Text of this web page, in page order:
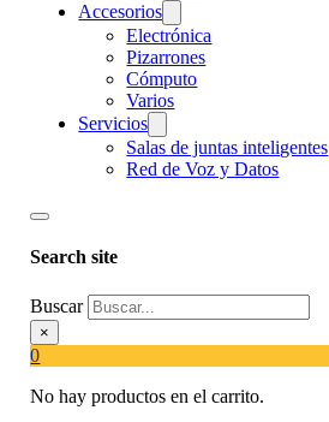
Accesorios
Electrónica
Pizarrones
Cómputo
Varios
Servicios
Salas de juntas inteligentes
Red de Voz y Datos
Search site
Buscar
×
0
No hay productos en el carrito.